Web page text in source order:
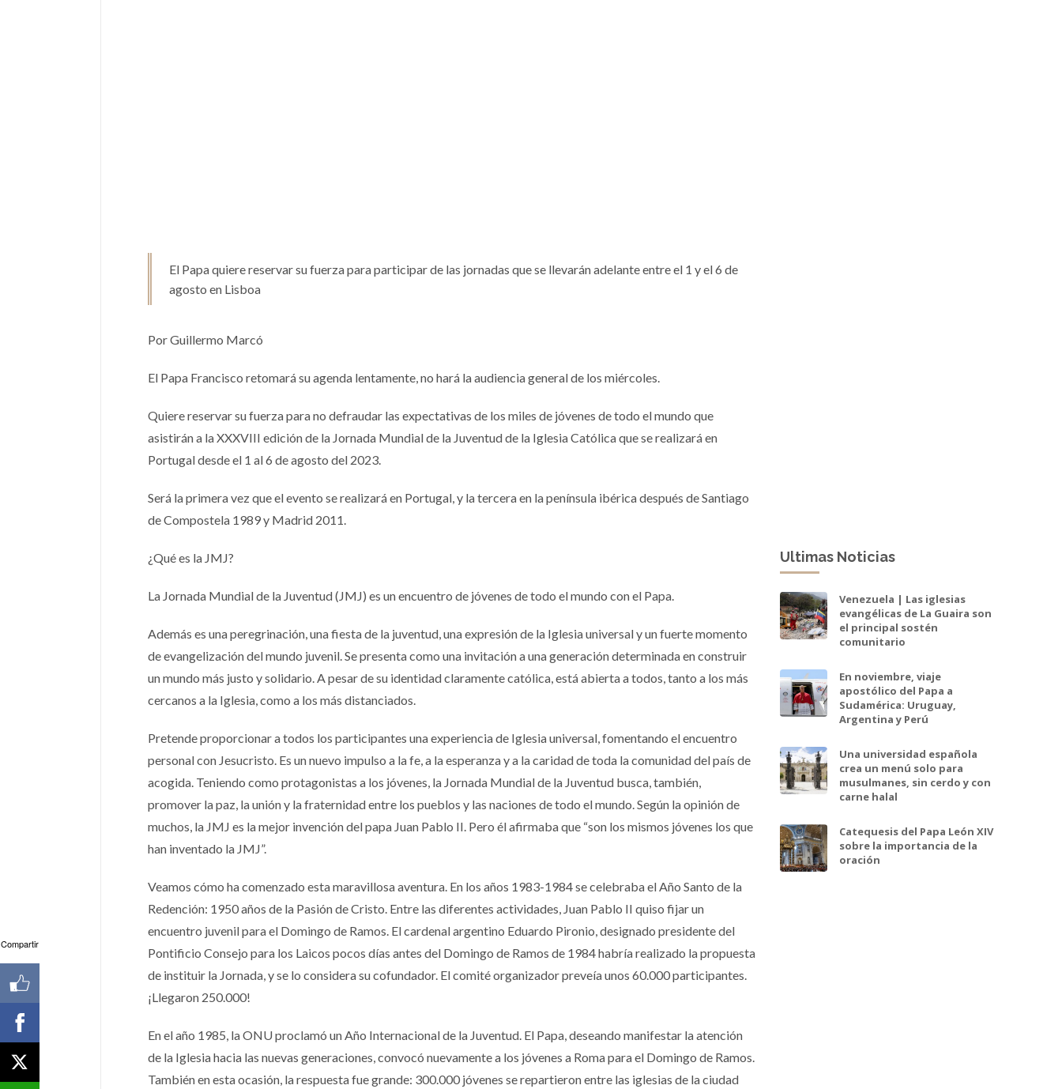
El Papa quiere reservar su fuerza para participar de las jornadas que se llevarán adelante entre el 1 y el 6 de
agosto en Lisboa
Por Guillermo Marcó
El Papa Francisco retomará su agenda lentamente, no hará la audiencia general de los miércoles.
Quiere reservar su fuerza para no defraudar las expectativas de los miles de jóvenes de todo el mundo que
asistirán a la XXXVIII edición de la Jornada Mundial de la Juventud de la Iglesia Católica que se realizará en
Portugal desde el 1 al 6 de agosto del 2023.
Será la primera vez que el evento se realizará en Portugal, y la tercera en la península ibérica después de Santiago
de Compostela 1989 y Madrid 2011.
¿Qué es la JMJ?
La Jornada Mundial de la Juventud (JMJ) es un encuentro de jóvenes de todo el mundo con el Papa.
Además es una peregrinación, una fiesta de la juventud, una expresión de la Iglesia universal y un fuerte momento
de evangelización del mundo juvenil. Se presenta como una invitación a una generación determinada en construir
un mundo más justo y solidario. A pesar de su identidad claramente católica, está abierta a todos, tanto a los más
cercanos a la Iglesia, como a los más distanciados.
Pretende proporcionar a todos los participantes una experiencia de Iglesia universal, fomentando el encuentro
personal con Jesucristo. Es un nuevo impulso a la fe, a la esperanza y a la caridad de toda la comunidad del país de
acogida. Teniendo como protagonistas a los jóvenes, la Jornada Mundial de la Juventud busca, también,
promover la paz, la unión y la fraternidad entre los pueblos y las naciones de todo el mundo. Según la opinión de
muchos, la JMJ es la mejor invención del papa Juan Pablo II. Pero él afirmaba que “son los mismos jóvenes los que
han inventado la JMJ”.
Veamos cómo ha comenzado esta maravillosa aventura. En los años 1983-1984 se celebraba el Año Santo de la
Redención: 1950 años de la Pasión de Cristo. Entre las diferentes actividades, Juan Pablo II quiso fijar un
encuentro juvenil para el Domingo de Ramos. El cardenal argentino Eduardo Pironio, designado presidente del
Pontificio Consejo para los Laicos pocos días antes del Domingo de Ramos de 1984 habría realizado la propuesta
de instituir la Jornada, y se lo considera su cofundador. El comité organizador preveía unos 60.000 participantes.
¡Llegaron 250.000!
En el año 1985, la ONU proclamó un Año Internacional de la Juventud. El Papa, deseando manifestar la atención
de la Iglesia hacia las nuevas generaciones, convocó nuevamente a los jóvenes a Roma para el Domingo de Ramos.
También en esta ocasión, la respuesta fue grande: 300.000 jóvenes se repartieron entre las iglesias de la ciudad
Ultimas Noticias
Venezuela | Las iglesias
evangélicas de La Guaira son
el principal sostén
comunitario
En noviembre, viaje
apostólico del Papa a
Sudamérica: Uruguay,
Argentina y Perú
Una universidad española
crea un menú solo para
musulmanes, sin cerdo y con
carne halal
Catequesis del Papa León XIV
sobre la importancia de la
oración
Compartir